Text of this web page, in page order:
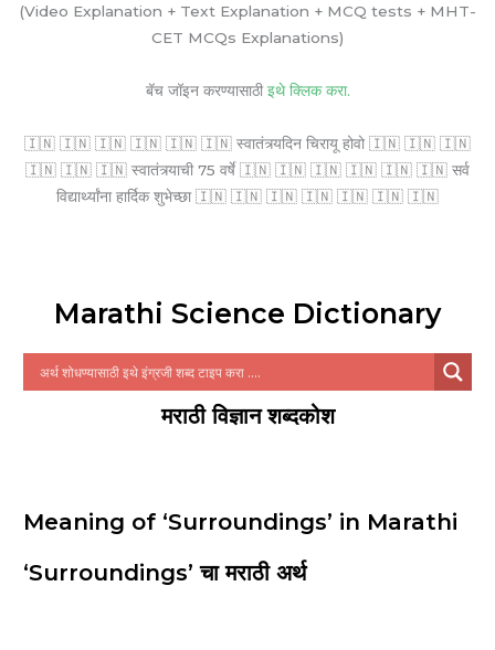
(Video Explanation + Text Explanation + MCQ tests + MHT-
CET MCQs Explanations)
बॅच जॉइन करण्यासाठी इथे क्लिक करा.
🇮🇳 🇮🇳 🇮🇳 🇮🇳 🇮🇳 🇮🇳 स्वातंत्र्यदिन चिरायू होवो 🇮🇳 🇮🇳 🇮🇳
🇮🇳 🇮🇳 🇮🇳 स्वातंत्र्याची 75 वर्षे 🇮🇳 🇮🇳 🇮🇳 🇮🇳 🇮🇳 🇮🇳 सर्व
विद्यार्थ्यांना हार्दिक शुभेच्छा 🇮🇳 🇮🇳 🇮🇳 🇮🇳 🇮🇳 🇮🇳 🇮🇳
Marathi Science Dictionary
मराठी विज्ञान शब्दकोश
Meaning of ‘Surroundings’ in Marathi
‘Surroundings’ चा मराठी अर्थ